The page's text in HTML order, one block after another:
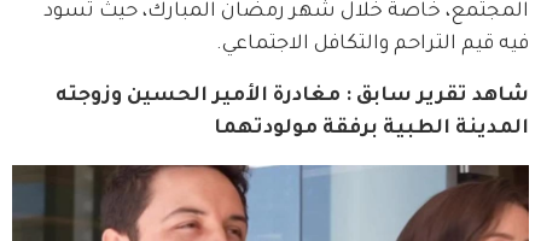
المجتمع، خاصة خلال شهر رمضان المبارك، حيث تسود
فيه قيم التراحم والتكافل الاجتماعي.
شاهد تقرير سابق : مغادرة الأمير الحسين وزوجته
المدينة الطبية برفقة مولودتهما